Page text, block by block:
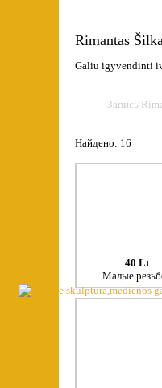
Rimantas
Galiu igyvendinti
Запись
Найдено: 16
40 Lt
Малые